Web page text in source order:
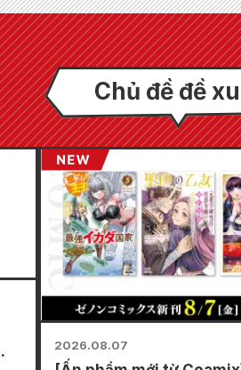
Chủ đề đề
2026.08.07